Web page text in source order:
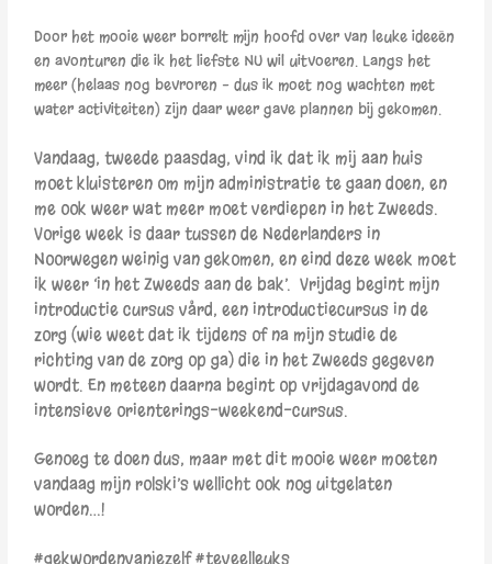
Door het mooie weer borrelt mijn hoofd over van leuke ideeën
en avonturen die ik het liefste NU wil uitvoeren. Langs het
meer (helaas nog bevroren – dus ik moet nog wachten met
water activiteiten) zijn daar weer gave plannen bij gekomen.
Vandaag, tweede paasdag, vind ik dat ik mij aan huis
moet kluisteren om mijn administratie te gaan doen, en
me ook weer wat meer moet verdiepen in het Zweeds.
Vorige week is daar tussen de Nederlanders in
Noorwegen weinig van gekomen, en eind deze week moet
ik weer ‘in het Zweeds aan de bak’. Vrijdag begint mijn
introductie cursus vård, een introductiecursus in de
zorg (wie weet dat ik tijdens of na mijn studie de
richting van de zorg op ga) die in het Zweeds gegeven
wordt. En meteen daarna begint op vrijdagavond de
intensieve orienterings-weekend-cursus.
Genoeg te doen dus, maar met dit mooie weer moeten
vandaag mijn rolski’s wellicht ook nog uitgelaten
worden…!
#gekwordenvanjezelf #teveelleuks